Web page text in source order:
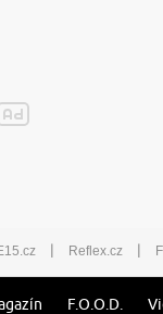
| Reflex.cz |
F.O.O.D.